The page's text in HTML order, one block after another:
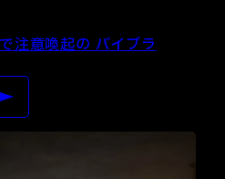
注意喚起の バイブラ